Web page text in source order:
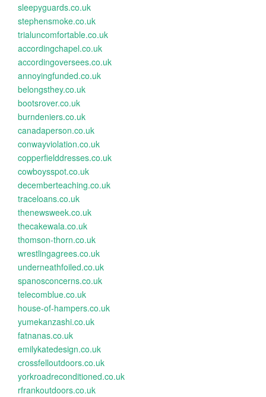
sleepyguards.co.uk
stephensmoke.co.uk
trialuncomfortable.co.uk
accordingchapel.co.uk
accordingoversees.co.uk
annoyingfunded.co.uk
belongsthey.co.uk
bootsrover.co.uk
burndeniers.co.uk
canadaperson.co.uk
conwayviolation.co.uk
copperfielddresses.co.uk
cowboysspot.co.uk
decemberteaching.co.uk
traceloans.co.uk
thenewsweek.co.uk
thecakewala.co.uk
thomson-thorn.co.uk
wrestlingagrees.co.uk
underneathfoiled.co.uk
spanosconcerns.co.uk
telecomblue.co.uk
house-of-hampers.co.uk
yumekanzashi.co.uk
fatnanas.co.uk
emilykatedesign.co.uk
crossfelloutdoors.co.uk
yorkroadreconditioned.co.uk
rfrankoutdoors.co.uk